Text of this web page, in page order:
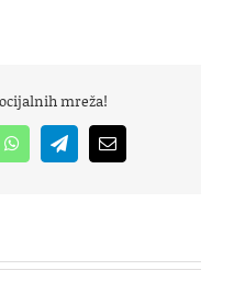
mreža!
WhatsAppTelegramEmail